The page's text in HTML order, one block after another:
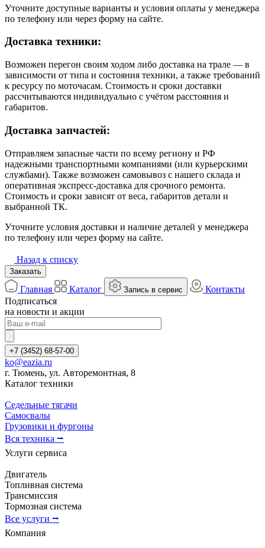
Уточните доступные варианты и условия оплаты у менеджера
по телефону или через форму на сайте.
Доставка техники:
Возможен перегон своим ходом либо доставка на трале — в
зависимости от типа и состояния техники, а также требований
к ресурсу по моточасам. Стоимость и сроки доставки
рассчитываются индивидуально с учётом расстояния и
габаритов.
Доставка запчастей:
Отправляем запасные части по всему региону и РФ
надежными транспортными компаниями (или курьерскими
службами). Также возможен самовывоз с нашего склада и
оперативная экспресс-доставка для срочного ремонта.
Стоимость и сроки зависят от веса, габаритов детали и
выбранной ТК.
Уточните условия доставки и наличие деталей у менеджера
по телефону или через форму на сайте.
Назад к списку
Заказать
Главная Каталог Запись в сервис
Контакты
Подписаться
на новости и акции
+7 (3452) 68-57-00
ko@eazia.ru
г. Тюмень, ул. Авторемонтная, 8
Каталог техники
Седельные тягачи
Самосвалы
Грузовики и фургоны
Вся техника ⭢
Услуги сервиса
Двигатель
Топливная система
Трансмиссия
Тормозная система
Все услуги ⭢
Компания